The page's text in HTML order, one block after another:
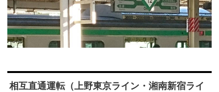
相互直通運転（上野東京ライン・湘南新宿ライ